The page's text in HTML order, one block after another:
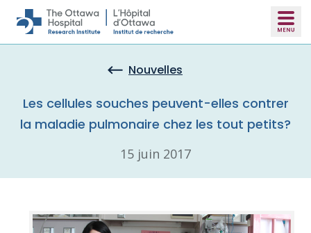
Skip to main content
Nouvelles
Les cellules souches peuvent-elles contrer
la maladie pulmonaire chez les tout petits?
15 juin 2017